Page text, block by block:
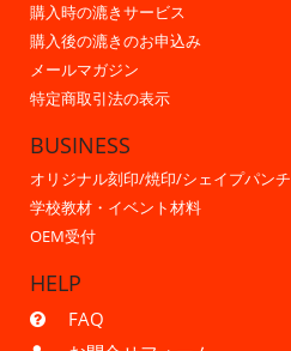
購入時の漉きサービス
購入後の漉きのお申込み
メールマガジン
特定商取引法の表示
BUSINESS
オリジナル刻印/焼印/シェイプパンチ
学校教材・イベント材料
OEM受付
HELP
FAQ